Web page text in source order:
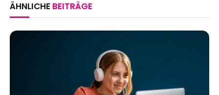
ÄHNLICHE BEITRÄGE